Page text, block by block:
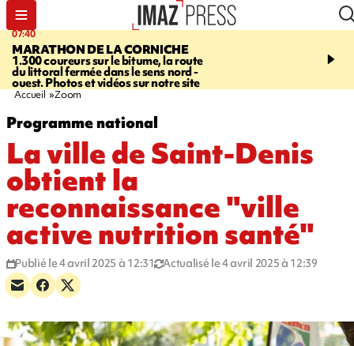
07:40
MARATHON DE LA CORNICHE
1.300 coureurs sur le bitume, la route
du littoral fermée dans le sens nord -
ouest. Photos et vidéos sur notre site
10:33
l’enfance - une
Accueil Zoom
Programme national
La ville de Saint-Denis
obtient la
reconnaissance "ville
active nutrition santé"
Publié le 4 avril 2025 à 12:31 Actualisé le 4 avril 2025 à 12:39